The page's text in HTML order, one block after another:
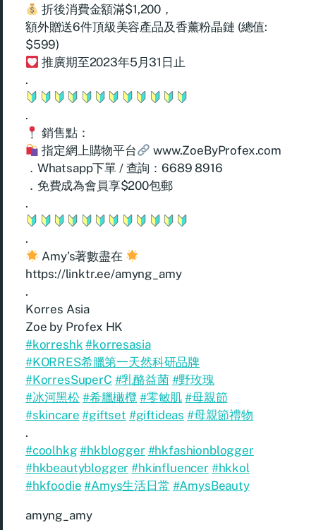
折後消費金額滿$1,200，
額外贈送6件頂級美容產品及香薰粉晶鏈 (總值:
$599)
推廣期至2023年5月31日止
.
.
銷售點：
指定網上購物平台
www.ZoeByProfex.com
．Whatsapp下單 / 查詢：6689 8916
．免費成為會員享$200包郵
.
.
Amy’s著數盡在
https://linktr.ee/amyng_amy
.
Korres Asia
Zoe by Profex HK
#korreshk #korresasia
#KORRES希臘第一天然科研品牌
#KorresSuperC #乳酪益菌 #野玫瑰
#冰河黑松 #希臘橄欖 #零敏肌 #母親節
#skincare #giftset #giftideas #母親節禮物
.
#coolhkg #hkblogger #hkfashionblogger
#hkbeautyblogger #hkinfluencer #hkkol
#hkfoodie #Amys生活日常 #AmysBeauty
amyng_amy